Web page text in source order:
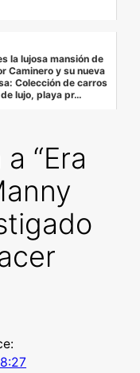
la lujosa mansión de
Caminero y su nueva
Colección de carros
de lujo, playa pr…
“Era